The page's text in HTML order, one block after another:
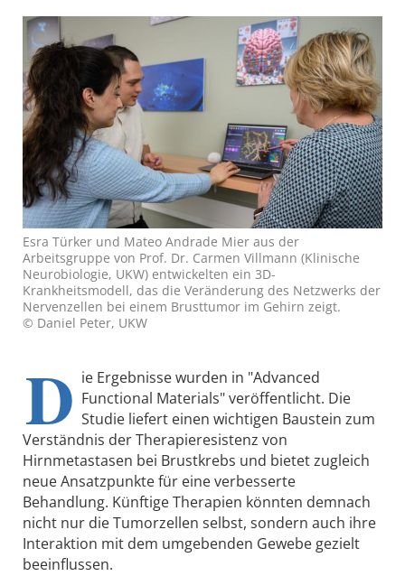
Esra Türker und Mateo Andrade Mier aus der
Arbeitsgruppe von Prof. Dr. Carmen Villmann (Klinische
Neurobiologie, UKW) entwickelten ein 3D-
Krankheitsmodell, das die Veränderung des Netzwerks der
Nervenzellen bei einem Brusttumor im Gehirn zeigt.
© Daniel Peter, UKW
D ie Ergebnisse wurden in "Advanced
Functional Materials" veröffentlicht. Die
Studie liefert einen wichtigen Baustein zum
Verständnis der Therapieresistenz von
Hirnmetastasen bei Brustkrebs und bietet zugleich
neue Ansatzpunkte für eine verbesserte
Behandlung. Künftige Therapien könnten demnach
nicht nur die Tumorzellen selbst, sondern auch ihre
Interaktion mit dem umgebenden Gewebe gezielt
beeinflussen.